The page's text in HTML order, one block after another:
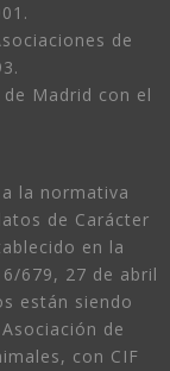
de
Madrid con el
la normativa
de Carácter
en la
679, 27 de abril
están siendo
de
con CIF